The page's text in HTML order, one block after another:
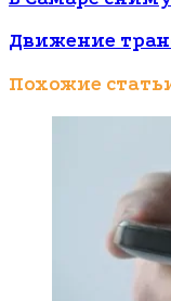
Движение
Похожие